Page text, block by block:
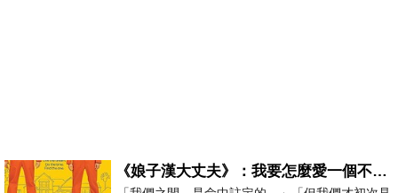
《娘子漢大丈夫》：我要怎麼愛一個不存在的人？